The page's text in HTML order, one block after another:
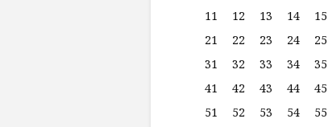
11
12 13 14 15
21
22 23 24 25
31
32 33 34 35
41
42 43 44 45
51
52 53 54 55